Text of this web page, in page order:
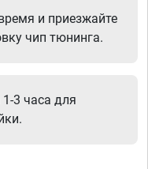
и приезжайте
чип тюнинга.
3 часа для